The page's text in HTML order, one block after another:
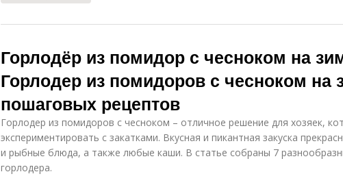
Горлодёр из помидор с чесноком на
Горлодер из помидоров с чесноком на
пошаговых рецептов
Горлодер из помидоров с чесноком – отличное решение для хозяек,
экспериментировать с закатками. Вкусная и пикантная закуска
и рыбные блюда, а также любые каши. В статье собраны 7
горлодера.